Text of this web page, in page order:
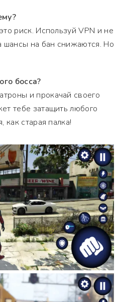
риск. Используй VPN и не
шансы на бан снижаются. Но
босса?
и прокачай своего
тебе затащить любого
как старая палка!